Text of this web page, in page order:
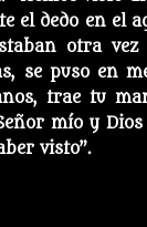
el dedo en el
otra vez
se puso en
trae tu
mío y
visto”.